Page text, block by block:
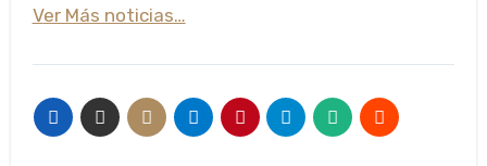
Ver Más noticias…